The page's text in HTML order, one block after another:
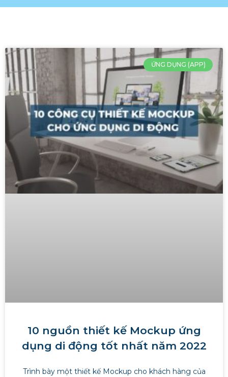
ỨNG DỤNG (APP)
10 nguồn thiết kế Mockup ứng
dụng di động tốt nhất năm 2022
Trình bày một thiết kế Mockup cho khách hàng của